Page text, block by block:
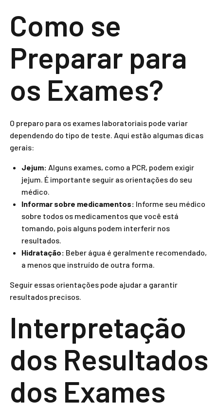
Como se
Preparar para
os Exames?
O preparo para os exames laboratoriais pode variar
dependendo do tipo de teste. Aqui estão algumas dicas
gerais:
Jejum: Alguns exames, como a PCR, podem exigir
jejum. É importante seguir as orientações do seu
médico.
Informar sobre medicamentos: Informe seu médico
sobre todos os medicamentos que você está
tomando, pois alguns podem interferir nos
resultados.
Hidratação: Beber água é geralmente recomendado,
a menos que instruído de outra forma.
Seguir essas orientações pode ajudar a garantir
resultados precisos.
Interpretação
dos Resultados
dos Exames